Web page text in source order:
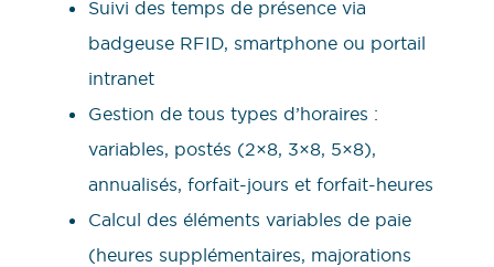
Suivi des temps de présence via
badgeuse RFID, smartphone ou portail
intranet
Gestion de tous types d’horaires :
variables, postés (2×8, 3×8, 5×8),
annualisés, forfait-jours et forfait-heures
Calcul des éléments variables de paie
(heures supplémentaires, majorations